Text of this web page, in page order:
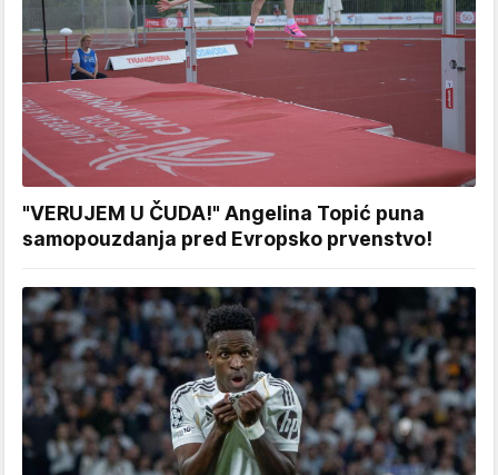
"VERUJEM U ČUDA!" Angelina Topić puna
samopouzdanja pred Evropsko prvenstvo!